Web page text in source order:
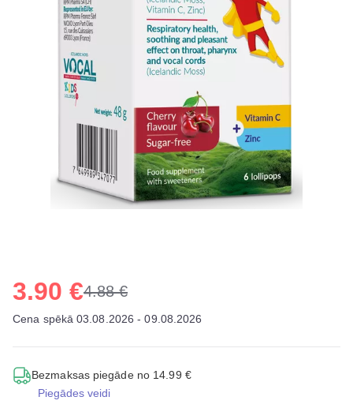
3.90 €4.88 €
Cena spēkā 03.08.2026 - 09.08.2026
Bezmaksas piegāde no 14.99 €
Piegādes veidi